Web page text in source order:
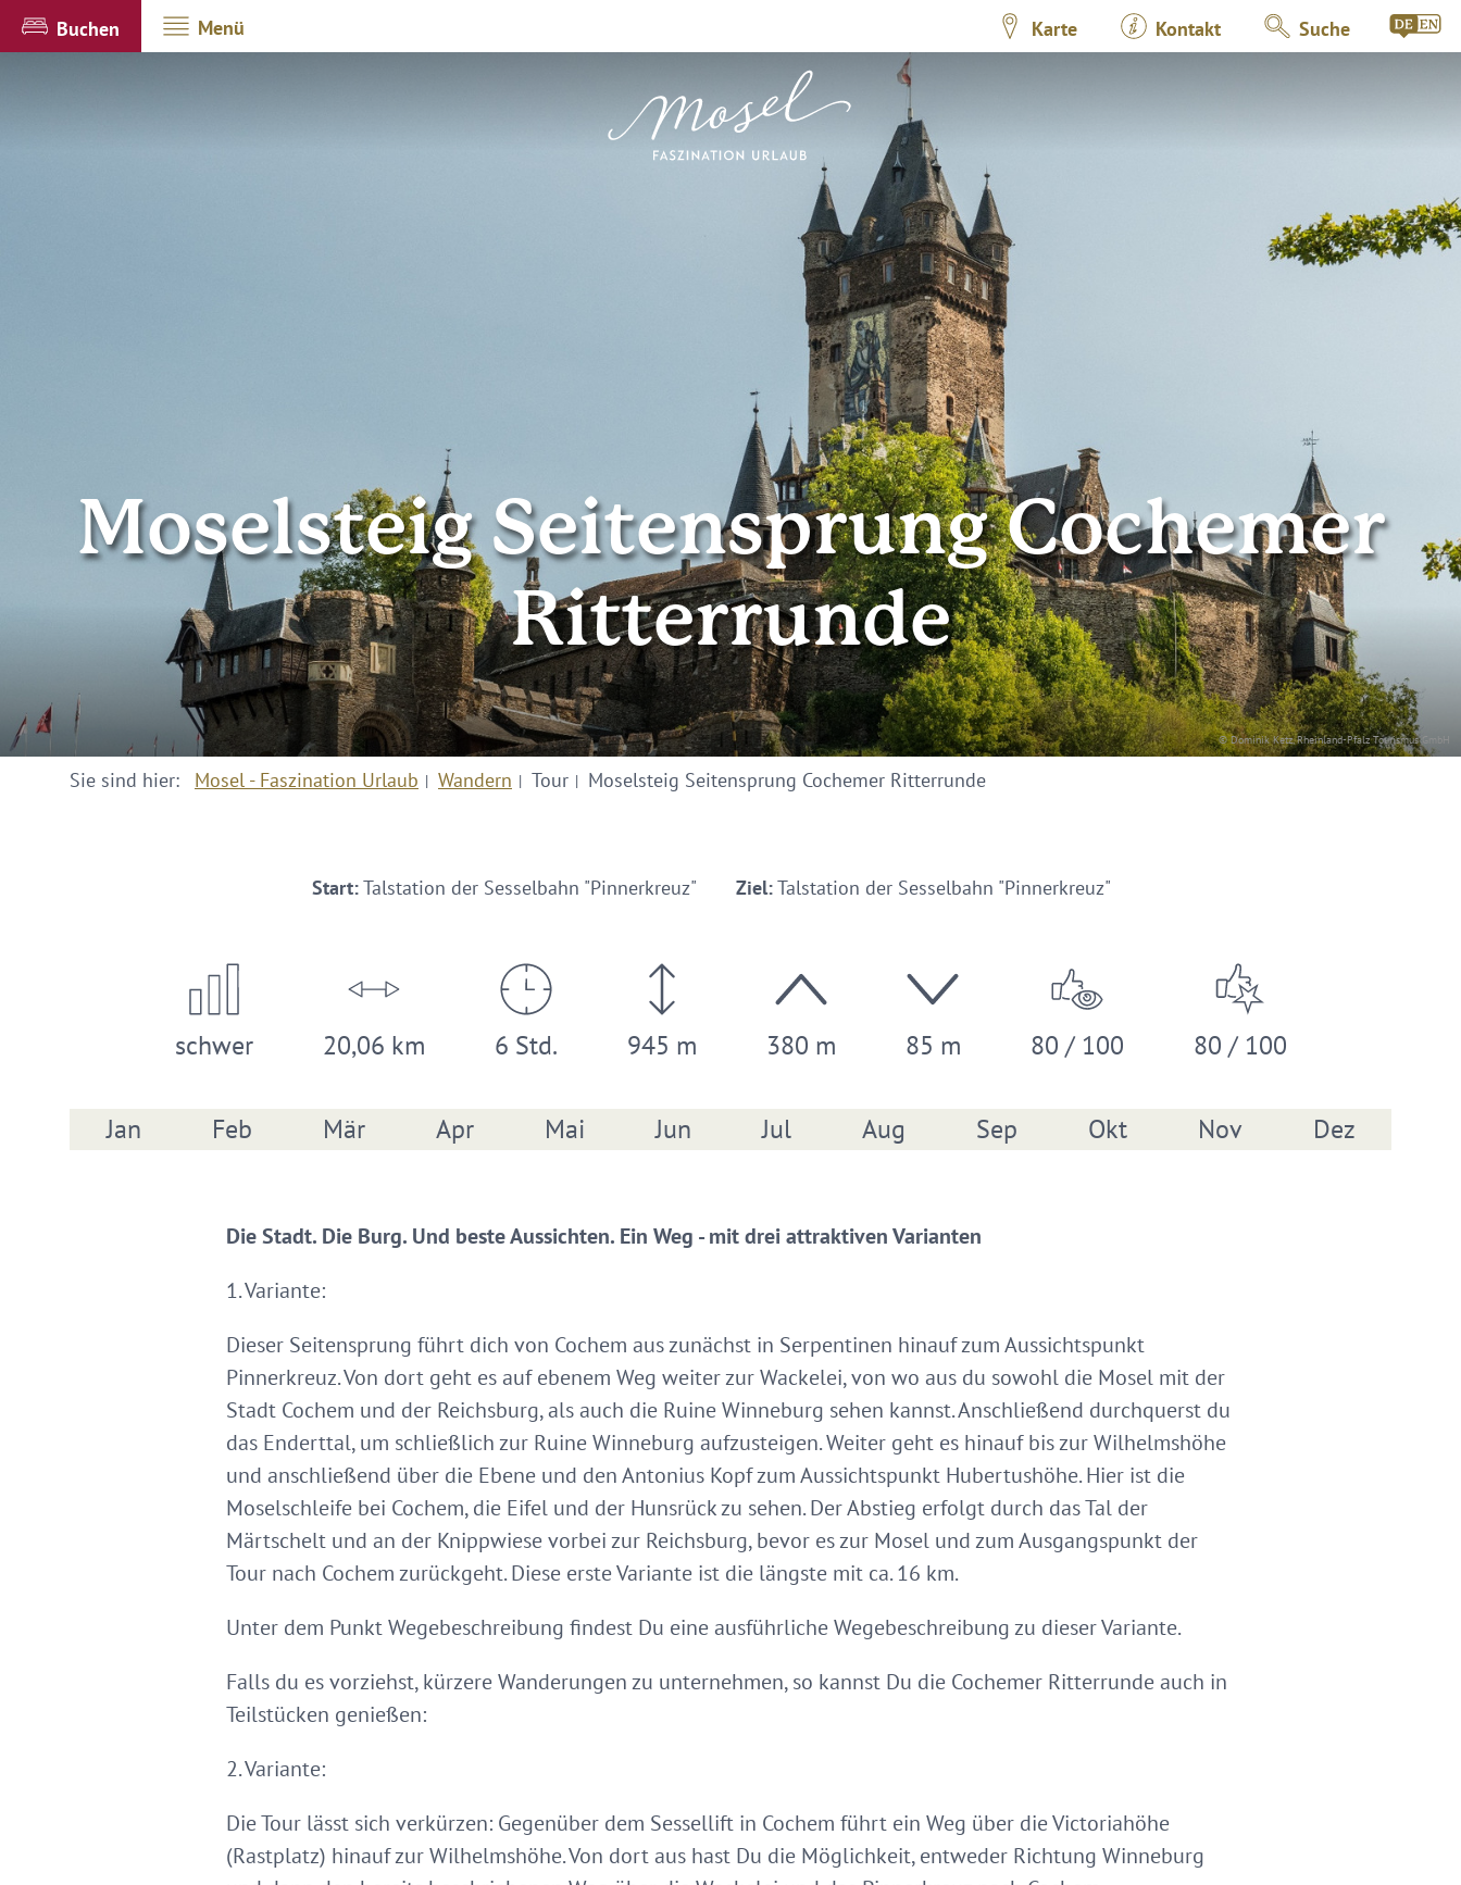
Buchen Menü Karte Kontakt Suche
© Dominik Ketz, Rheinland-Pfalz Tourismus GmbH
Moselsteig Seitensprung Cochemer
Ritterrunde
Sie sind hier: Mosel - Faszination Urlaub Wandern Tour Moselsteig Seitensprung Cochemer Ritterrunde
Start:Talstation der Sesselbahn "Pinnerkreuz" Ziel:Talstation der Sesselbahn "Pinnerkreuz"
schwer 20,06 km 6 Std. 945 m 380 m 85 m 80 / 100 80 / 100
Jan Feb Mär Apr Mai Jun Jul Aug Sep Okt Nov Dez
Die Stadt. Die Burg. Und beste Aussichten. Ein Weg - mit drei attraktiven Varianten
1. Variante:
Dieser Seitensprung führt dich von Cochem aus zunächst in Serpentinen hinauf zum Aussichtspunkt
Pinnerkreuz. Von dort geht es auf ebenem Weg weiter zur Wackelei, von wo aus du sowohl die Mosel mit der
Stadt Cochem und der Reichsburg, als auch die Ruine Winneburg sehen kannst. Anschließend durchquerst du
das Enderttal, um schließlich zur Ruine Winneburg aufzusteigen. Weiter geht es hinauf bis zur Wilhelmshöhe
und anschließend über die Ebene und den Antonius Kopf zum Aussichtspunkt Hubertushöhe. Hier ist die
Moselschleife bei Cochem, die Eifel und der Hunsrück zu sehen. Der Abstieg erfolgt durch das Tal der
Märtschelt und an der Knippwiese vorbei zur Reichsburg, bevor es zur Mosel und zum Ausgangspunkt der
Tour nach Cochem zurückgeht. Diese erste Variante ist die längste mit ca. 16 km.
Unter dem Punkt Wegebeschreibung findest Du eine ausführliche Wegebeschreibung zu dieser Variante.
Falls du es vorziehst, kürzere Wanderungen zu unternehmen, so kannst Du die Cochemer Ritterrunde auch in
Teilstücken genießen:
2. Variante:
Die Tour lässt sich verkürzen: Gegenüber dem Sessellift in Cochem führt ein Weg über die Victoriahöhe
(Rastplatz) hinauf zur Wilhelmshöhe. Von dort aus hast Du die Möglichkeit, entweder Richtung Winneburg